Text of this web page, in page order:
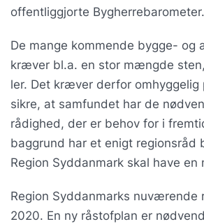
offentliggjorte Bygherrebarometer.
De mange kommende bygge- og
kræver bl.a. en stor mængde
ler. Det kræver derfor
sikre, at samfundet har de
rådighed, der er behov for i
baggrund har et enigt regionsråd
Region Syddanmark skal have en
Region Syddanmarks nuværende
2020. En ny råstofplan er